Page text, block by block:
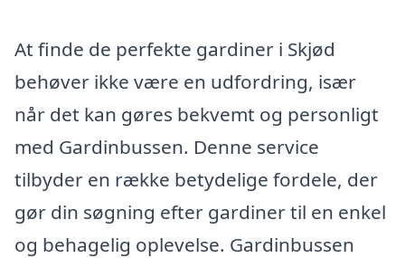
At finde de perfekte gardiner i Skjød
behøver ikke være en udfordring, især
når det kan gøres bekvemt og personligt
med Gardinbussen. Denne service
tilbyder en række betydelige fordele, der
gør din søgning efter gardiner til en enkel
og behagelig oplevelse. Gardinbussen